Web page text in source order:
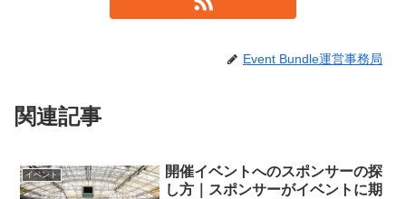
Event Bundle運営事務局
関連記事
イベント
開催イベントへのスポンサーの探
し方｜スポンサーがイベントに期